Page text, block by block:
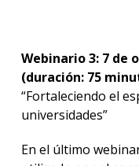
Webinario 3: 7 de
(duración: 75
“Fortaleciendo el
universidades”
En el último